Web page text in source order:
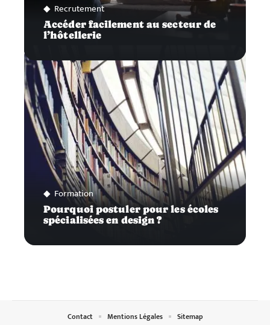
Recrutement
Accéder facilement au secteur de
l’hôtellerie
Formation
Pourquoi postuler pour les écoles
spécialisées en design ?
Contact Mentions Légales Sitemap